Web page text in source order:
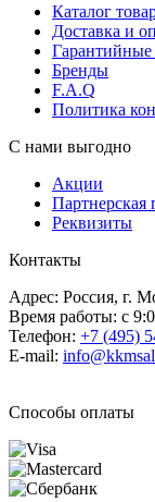
Каталог
Доставка и
Гарантийные
Бренды
F.A.Q
Политика
С нами выгодно
Акции
Партнерская
Реквизиты
Контакты
Адрес: Россия, г.
Время работы: с
Телефон: +7 (495)
E-mail:
Способы оплаты